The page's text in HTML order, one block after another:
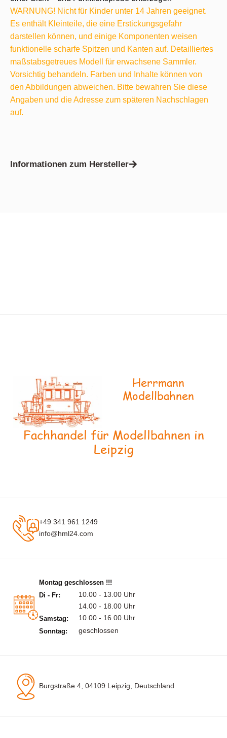
WARNUNG! Nicht für Kinder unter 14 Jahren geeignet.
Es enthält Kleinteile, die eine Erstickungsgefahr
darstellen können, und einige Komponenten weisen
funktionelle scharfe Spitzen und Kanten auf. Detailliertes
maßstabsgetreues Modell für erwachsene Sammler.
Vorsichtig behandeln. Farben und Inhalte können von
den Abbildungen abweichen. Bitte bewahren Sie diese
Angaben und die Adresse zum späteren Nachschlagen
auf.
Informationen zum Hersteller
Herrmann
Modellbahnen
Fachhandel für Modellbahnen in
Leipzig
+49 341 961 1249
info@hml24.com
Montag geschlossen !!!
Di - Fr:
10.00 - 13.00 Uhr
14.00 - 18.00 Uhr
Samstag: 10.00 - 16.00 Uhr
Sonntag: geschlossen
Burgstraße 4, 04109 Leipzig, Deutschland